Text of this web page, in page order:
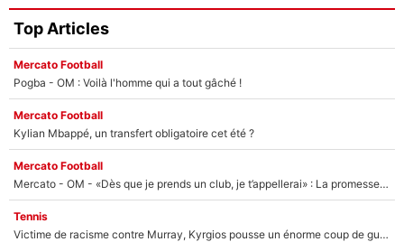
Top Articles
Mercato Football
Pogba - OM : Voilà l'homme qui a tout gâché !
Mercato Football
Kylian Mbappé, un transfert obligatoire cet été ?
Mercato Football
Mercato - OM - «Dès que je prends un club, je t’appellerai» : La promesse de Marcelino au moment de claquer la porte
Tennis
Victime de racisme contre Murray, Kyrgios pousse un énorme coup de gueule !